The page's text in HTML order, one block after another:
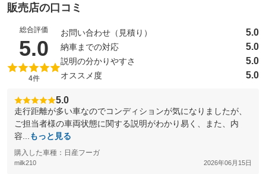
販売店の口コミ
総合評価
5.0 （5点満点中）
4件
お問い合わせ（見積り） 5.0
納車までの対応 5.0
説明の分かりやすさ 5.0
オススメ度 5.0
5.0
走行距離が多い車なのでコンディションが気になりましたが、
ご担当者様の車両状態に関する説明がわかり易く、また、内
容...
もっと見る
購入した車種：日産フーガ
milk210 2026年06月15日